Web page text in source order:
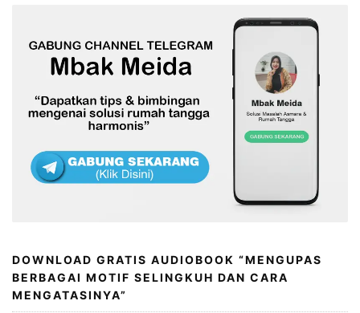
DOWNLOAD GRATIS AUDIOBOOK “MENGUPAS
BERBAGAI MOTIF SELINGKUH DAN CARA
MENGATASINYA”